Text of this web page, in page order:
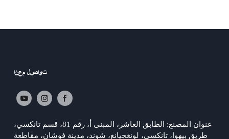
تواصل معنا
عنوان المصنع: الطابق العاشر، المبنى أ، رقم 81، قسم تانكسي،
طريق بيهوا، تانكسي، لونغجيانغ، شوند، مدينة فوشان، مقاطعة